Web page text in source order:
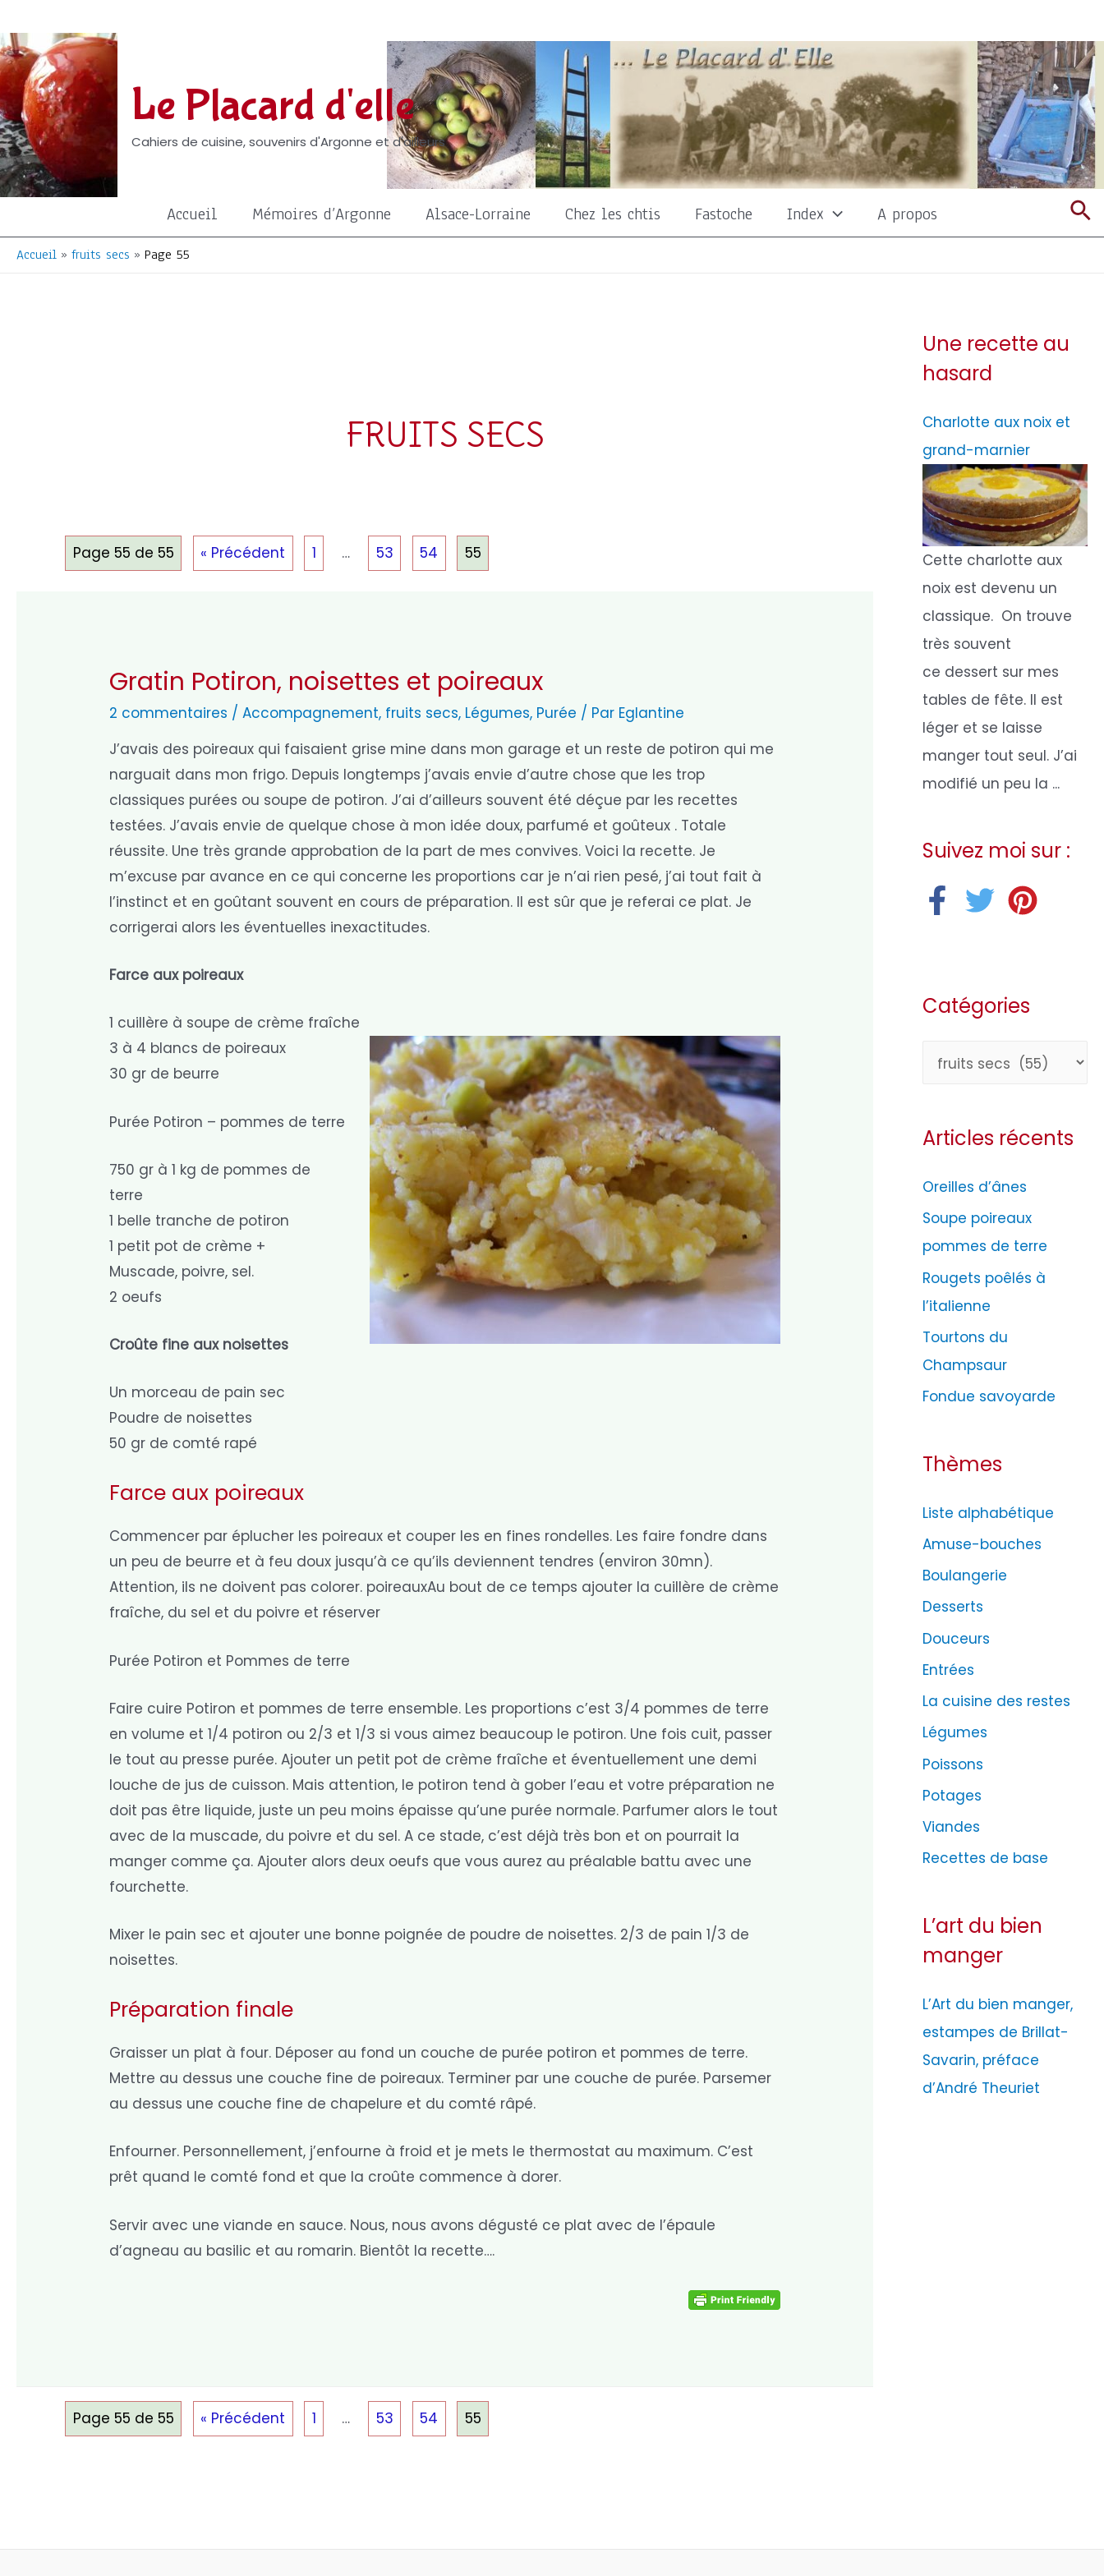
au
contenu
Le Placard d'elle
Cahiers de cuisine, souvenirs d'Argonne et d'ailleurs
Accueil Mémoires d’Argonne Alsace-Lorraine Chez les chtis Fastoche Index A propos
Accueil fruits secs Page 55
FRUITS SECS
Page 55 de 55 « Précédent 1 … 53 54 55
Gratin Potiron, noisettes et poireaux
2 commentaires /Accompagnement, fruits secs, Légumes, Purée / Par Eglantine
J’avais des poireaux qui faisaient grise mine dans mon garage et un reste de potiron qui me
narguait dans mon frigo. Depuis longtemps j’avais envie d’autre chose que les trop
classiques purées ou soupe de potiron. J’ai d’ailleurs souvent été déçue par les recettes
testées. J’avais envie de quelque chose à mon idée doux, parfumé et goûteux . Totale
réussite. Une très grande approbation de la part de mes convives. Voici la recette. Je
m’excuse par avance en ce qui concerne les proportions car je n’ai rien pesé, j’ai tout fait à
l’instinct et en goûtant souvent en cours de préparation. Il est sûr que je referai ce plat. Je
corrigerai alors les éventuelles inexactitudes.
Farce aux poireaux
1 cuillère à soupe de crème fraîche
3 à 4 blancs de poireaux
30 gr de beurre
Purée Potiron – pommes de terre
750 gr à 1 kg de pommes de
terre
1 belle tranche de potiron
1 petit pot de crème +
Muscade, poivre, sel.
2 oeufs
Croûte fine aux noisettes
Un morceau de pain sec
Poudre de noisettes
50 gr de comté rapé
Farce aux poireaux
Commencer par éplucher les poireaux et couper les en fines rondelles. Les faire fondre dans
un peu de beurre et à feu doux jusqu’à ce qu’ils deviennent tendres (environ 30mn).
Attention, ils ne doivent pas colorer. poireauxAu bout de ce temps ajouter la cuillère de crème
fraîche, du sel et du poivre et réserver
Purée Potiron et Pommes de terre
Faire cuire Potiron et pommes de terre ensemble. Les proportions c’est 3/4 pommes de terre
en volume et 1/4 potiron ou 2/3 et 1/3 si vous aimez beaucoup le potiron. Une fois cuit, passer
le tout au presse purée. Ajouter un petit pot de crème fraîche et éventuellement une demi
louche de jus de cuisson. Mais attention, le potiron tend à gober l’eau et votre préparation ne
doit pas être liquide, juste un peu moins épaisse qu’une purée normale. Parfumer alors le tout
avec de la muscade, du poivre et du sel. A ce stade, c’est déjà très bon et on pourrait la
manger comme ça. Ajouter alors deux oeufs que vous aurez au préalable battu avec une
fourchette.
Mixer le pain sec et ajouter une bonne poignée de poudre de noisettes. 2/3 de pain 1/3 de
noisettes.
Préparation finale
Graisser un plat à four. Déposer au fond un couche de purée potiron et pommes de terre.
Mettre au dessus une couche fine de poireaux. Terminer par une couche de purée. Parsemer
au dessus une couche fine de chapelure et du comté râpé.
Enfourner. Personnellement, j’enfourne à froid et je mets le thermostat au maximum. C’est
prêt quand le comté fond et que la croûte commence à dorer.
Servir avec une viande en sauce. Nous, nous avons dégusté ce plat avec de l’épaule
d’agneau au basilic et au romarin. Bientôt la recette….
Page 55 de 55 « Précédent 1 … 53 54 55
Une recette au
hasard
Charlotte aux noix et
grand-marnier
Cette charlotte aux
noix est devenu un
classique. On trouve
très souvent
ce dessert sur mes
tables de fête. Il est
léger et se laisse
manger tout seul. J’ai
modifié un peu la ...
Suivez moi sur :
Catégories
é
o
r
i
e
s
Articles récents
Oreilles d’ânes
Soupe poireaux
pommes de terre
Rougets poêlés à
l’italienne
Tourtons du
Champsaur
Fondue savoyarde
Thèmes
Liste alphabétique
Amuse-bouches
Boulangerie
Desserts
Douceurs
Entrées
La cuisine des restes
Légumes
Poissons
Potages
Viandes
Recettes de base
L’art du bien
manger
L’Art du bien manger,
estampes de Brillat-
Savarin, préface
d’André Theuriet